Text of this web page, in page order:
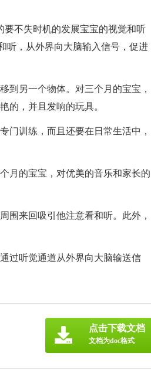
不失时机的发展宝宝的视觉和听
听，从外界向大脑输入信号，促进
到另一个物体。对三个月的宝宝，
的，并且发响的玩具。
门训练，而且还要在日常生活中，
月的宝宝，对优美的音乐和家长的
围来回吸引他注意看和听。此外，
过听觉通道从外界向大脑输送信
点击下载文档
文档为doc格式